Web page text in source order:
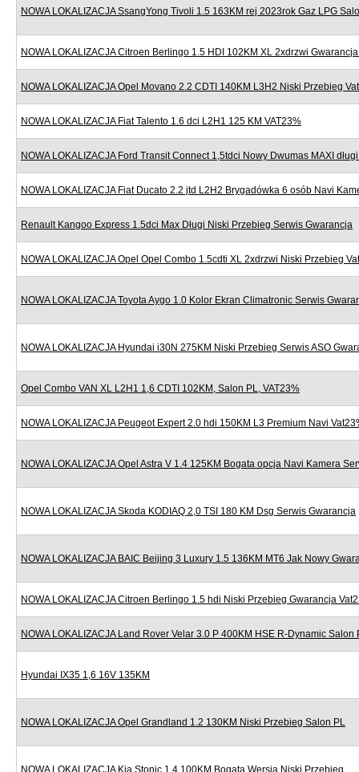
NOWA LOKALIZACJA SsangYong Tivoli 1.5 163KM rej 2023rok Gaz LPG
NOWA LOKALIZACJA Citroen Berlingo 1.5 HDI 102KM XL 2xdrzwi
NOWA LOKALIZACJA Opel Movano 2.2 CDTI 140KM L3H2 Niski Przebieg
NOWA LOKALIZACJA Fiat Talento 1.6 dci L2H1 125 KM VAT23%
NOWA LOKALIZACJA Ford Transit Connect 1,5tdci Nowy Dwumas MAXI
NOWA LOKALIZACJA Fiat Ducato 2.2 jtd L2H2 Brygadówka 6 osób Navi
Renault Kangoo Express 1.5dci Max Długi Niski Przebieg Serwis Gwarancja
NOWA LOKALIZACJA Opel Opel Combo 1.5cdti XL 2xdrzwi Niski Przebieg
NOWA LOKALIZACJA Toyota Aygo 1.0 Kolor Ekran Climatronic Serwis
NOWA LOKALIZACJA Hyundai i30N 275KM Niski Przebieg Serwis ASO
Opel Combo VAN XL L2H1 1,6 CDTI 102KM, Salon PL, VAT23%
NOWA LOKALIZACJA Peugeot Expert 2.0 hdi 150KM L3 Premium Navi
NOWA LOKALIZACJA Opel Astra V 1.4 125KM Bogata opcja Navi Kamera
NOWA LOKALIZACJA Skoda KODIAQ 2,0 TSI 180 KM Dsg Serwis Gwarancja
NOWA LOKALIZACJA BAIC Beijing 3 Luxury 1.5 136KM MT6 Jak Nowy
NOWA LOKALIZACJA Citroen Berlingo 1.5 hdi Niski Przebieg Gwarancja
NOWA LOKALIZACJA Land Rover Velar 3.0 P 400KM HSE R-Dynamic Salon
Hyundai IX35 1,6 16V 135KM
NOWA LOKALIZACJA Opel Grandland 1.2 130KM Niski Przebieg Salon PL
NOWA LOKALIZACJA Kia Stonic 1.4 100KM Bogata Wersja Niski Przebieg